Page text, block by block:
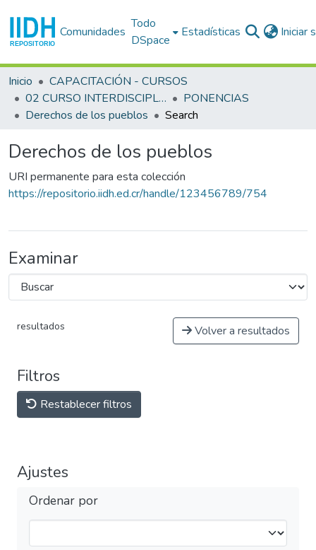
Comunidades
Todo
DSpace
Estadísticas Iniciar
Inicio
CAPACITACIÓN - CURSOS
02 CURSO INTERDISCIPLINARIO EN DERECHOS HUMANOS (2o. : 1984 sep. 3-14 : San José)
PONENCIAS
Derechos de los pueblos
Search
Derechos de los pueblos
URI permanente para esta colección
https://repositorio.iidh.ed.cr/handle/123456789/754
Examinar
resultados Volver a resultados
Filtros
Restablecer filtros
Ajustes
Ordenar por